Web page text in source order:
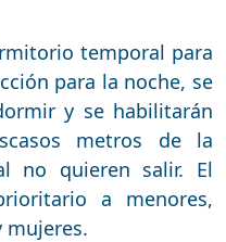
temporal para
para la noche, se
y se habilitarán
metros de la
no quieren salir. El
a menores,
mujeres.